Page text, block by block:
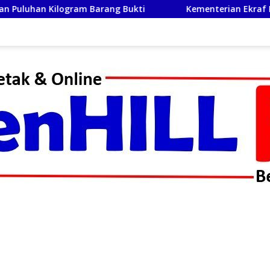
Kementerian Ekraf Perkuat Jejaring Musik Global